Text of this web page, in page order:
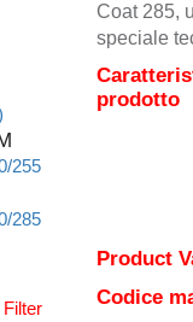
255
285
Coat 285,
speciale
prodotto
Product
Codice